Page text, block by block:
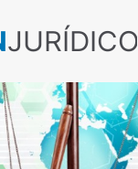
JURÍDICO